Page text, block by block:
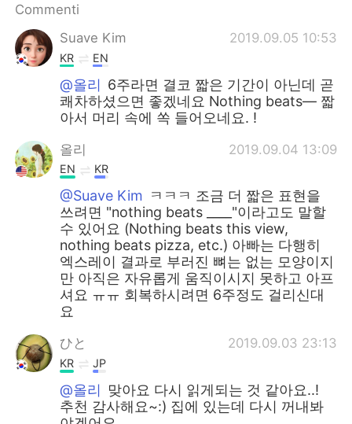
Commenti
Suave Kim
2019.09.05 10:53
KR EN
@올리 6주라면 결코 짧은 기간이 아닌데 곧
쾌차하셨으면 좋겠네요 Nothing beats— 짧
아서 머리 속에 쏙 들어오네요. !
올리 2019.09.04 13:09
EN KR
@Suave Kim ㅋㅋㅋ 조금 더 짧은 표현을
쓰려면 "nothing beats ____"이라고도 말할
수 있어요 (Nothing beats this view,
nothing beats pizza, etc.) 아빠는 다행히
엑스레이 결과로 부러진 뼈는 없는 모양이지
만 아직은 자유롭게 움직이시지 못하고 아프
셔요 ㅠㅠ 회복하시려면 6주정도 걸리신대
요
ひと 2019.09.03 23:13
KR JP
@올리 맞아요 다시 읽게되는 것 같아요..!
추천 감사해요~:) 집에 있는데 다시 꺼내봐